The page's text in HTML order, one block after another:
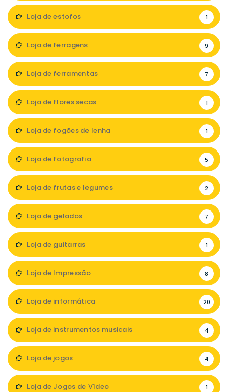
Loja de estofos 1
Loja de ferragens 9
Loja de ferramentas 7
Loja de flores secas 1
Loja de fogões de lenha 1
Loja de fotografia 5
Loja de frutas e legumes 2
Loja de gelados 7
Loja de guitarras 1
Loja de Impressão 8
Loja de informática 20
Loja de instrumentos musicais 4
Loja de jogos 4
Loja de Jogos de Vídeo 1